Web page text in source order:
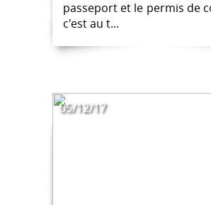
la carte grise
passeport et le permis de
c'est au t...
05/12/17